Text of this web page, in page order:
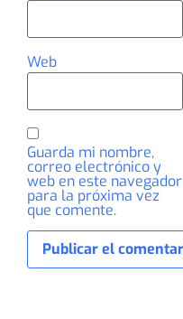
Web
Guarda mi nombre,
correo electrónico y
web en este navegador
para la próxima vez
que comente.